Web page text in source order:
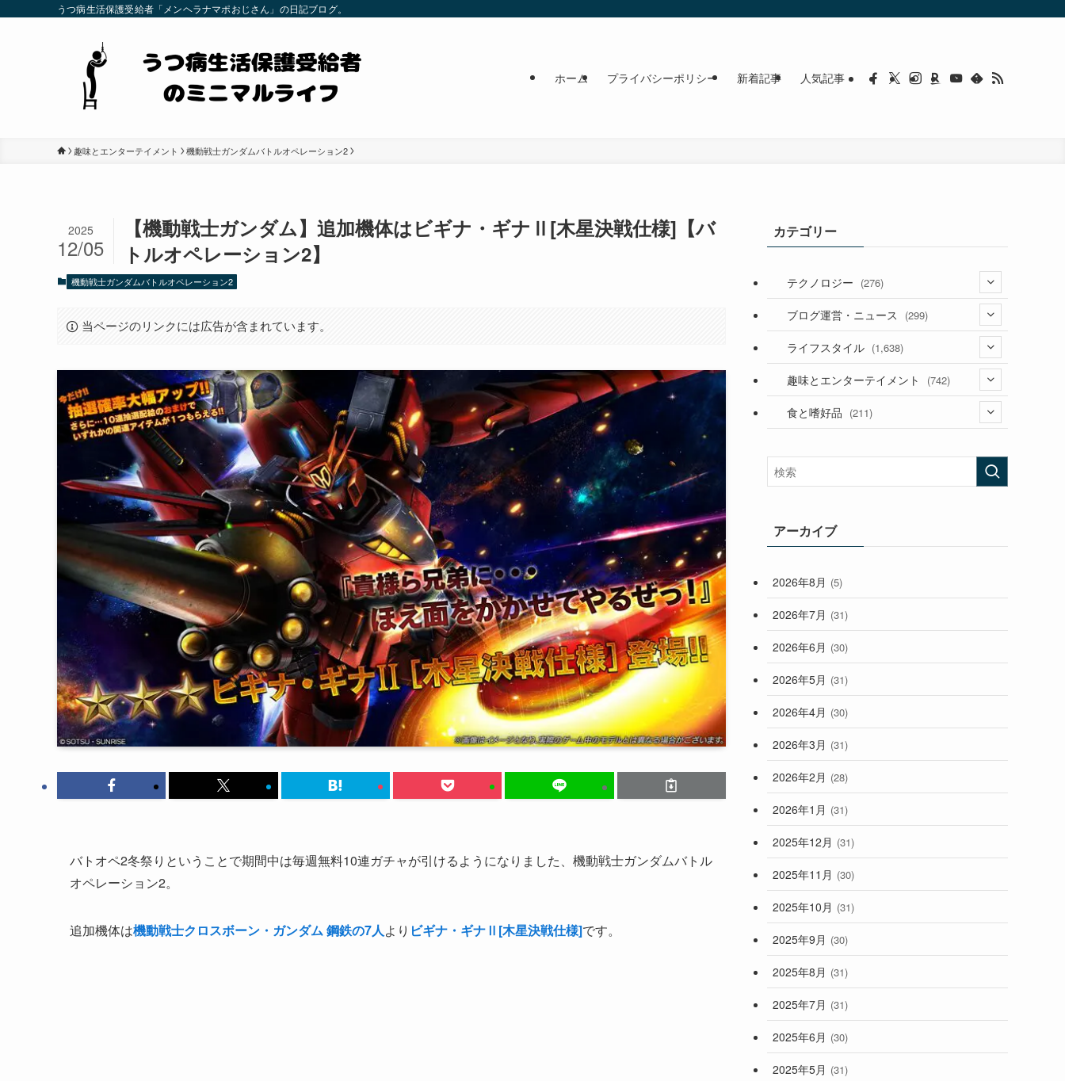
うつ病生活保護受給者「メンヘラナマポおじさん」の日記ブログ。
ホーム プライバシーポリシー 新着記事 人気記事
趣味とエンターテイメント 機動戦士ガンダムバトルオペレーション2
【機動戦士ガンダム】追加機体はビギナ・ギナⅡ[木星決戦仕様]【バ
トルオペレーション2】
2025
12/05
機動戦士ガンダムバトルオペレーション2
当ページのリンクには広告が含まれています。
バトオペ2冬祭りということで期間中は毎週無料10連ガチャが引けるようになりました、機動戦士ガンダムバトル
オペレーション2。
追加機体は機動戦士クロスボーン・ガンダム 鋼鉄の7人より ビギナ・ギナⅡ[木星決戦仕様]です。
カテゴリー
テクノロジー (276)
(36)
(187)
(53)
ブログ運営・ニュース (299)
(118)
(181)
ライフスタイル (1,638)
(394)
(282)
(33)
(248)
趣味とエンターテイメント (742)
(56)
(472)
食と嗜好品 (211)
アーカイブ
2026年8月 (5)
2026年7月 (31)
2026年6月 (30)
2026年5月 (31)
2026年4月 (30)
2026年3月 (31)
2026年2月 (28)
2026年1月 (31)
2025年12月 (31)
2025年11月 (30)
2025年10月 (31)
2025年9月 (30)
2025年8月 (31)
2025年7月 (31)
2025年6月 (30)
2025年5月 (31)